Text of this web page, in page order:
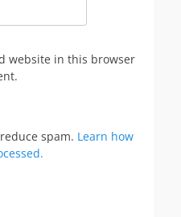
website in this browser
spam. Learn how